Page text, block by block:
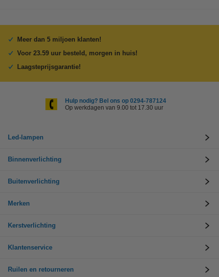
Meer dan 5 miljoen klanten!
Voor 23.59 uur besteld, morgen in huis!
Laagsteprijsgarantie!
Hulp nodig? Bel ons op 0294-787124
Op werkdagen van 9.00 tot 17.30 uur
Led-lampen
Binnenverlichting
Buitenverlichting
Merken
Kerstverlichting
Klantenservice
Ruilen en retourneren